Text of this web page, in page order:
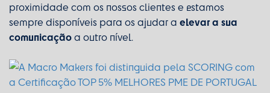
proximidade com os nossos clientes e estamos
sempre disponíveis para os ajudar a elevar a sua
comunicaçãoa outro nível.